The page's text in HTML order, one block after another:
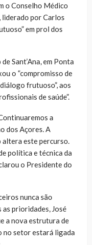
o Conselho Médico
liderado por Carlos
em prol dos
Sant’Ana, em Ponta
o “compromisso de
frutuoso”, aos
de saúde”.
a
dos Açores. A
altera este percurso.
política e técnica da
o Presidente do
nunca são
prioridades, José
a nova estrutura de
no setor estará ligada